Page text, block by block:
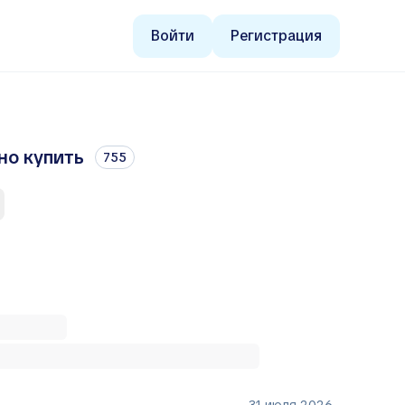
Войти Регистрация
купить 755